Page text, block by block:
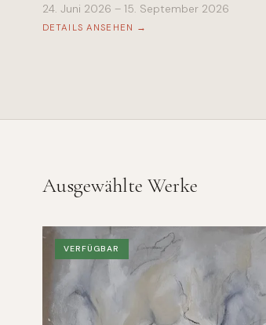
24. Juni 2026 – 15. September 2026
DETAILS ANSEHEN →
Ausgewählte Werke
VERFÜGBAR